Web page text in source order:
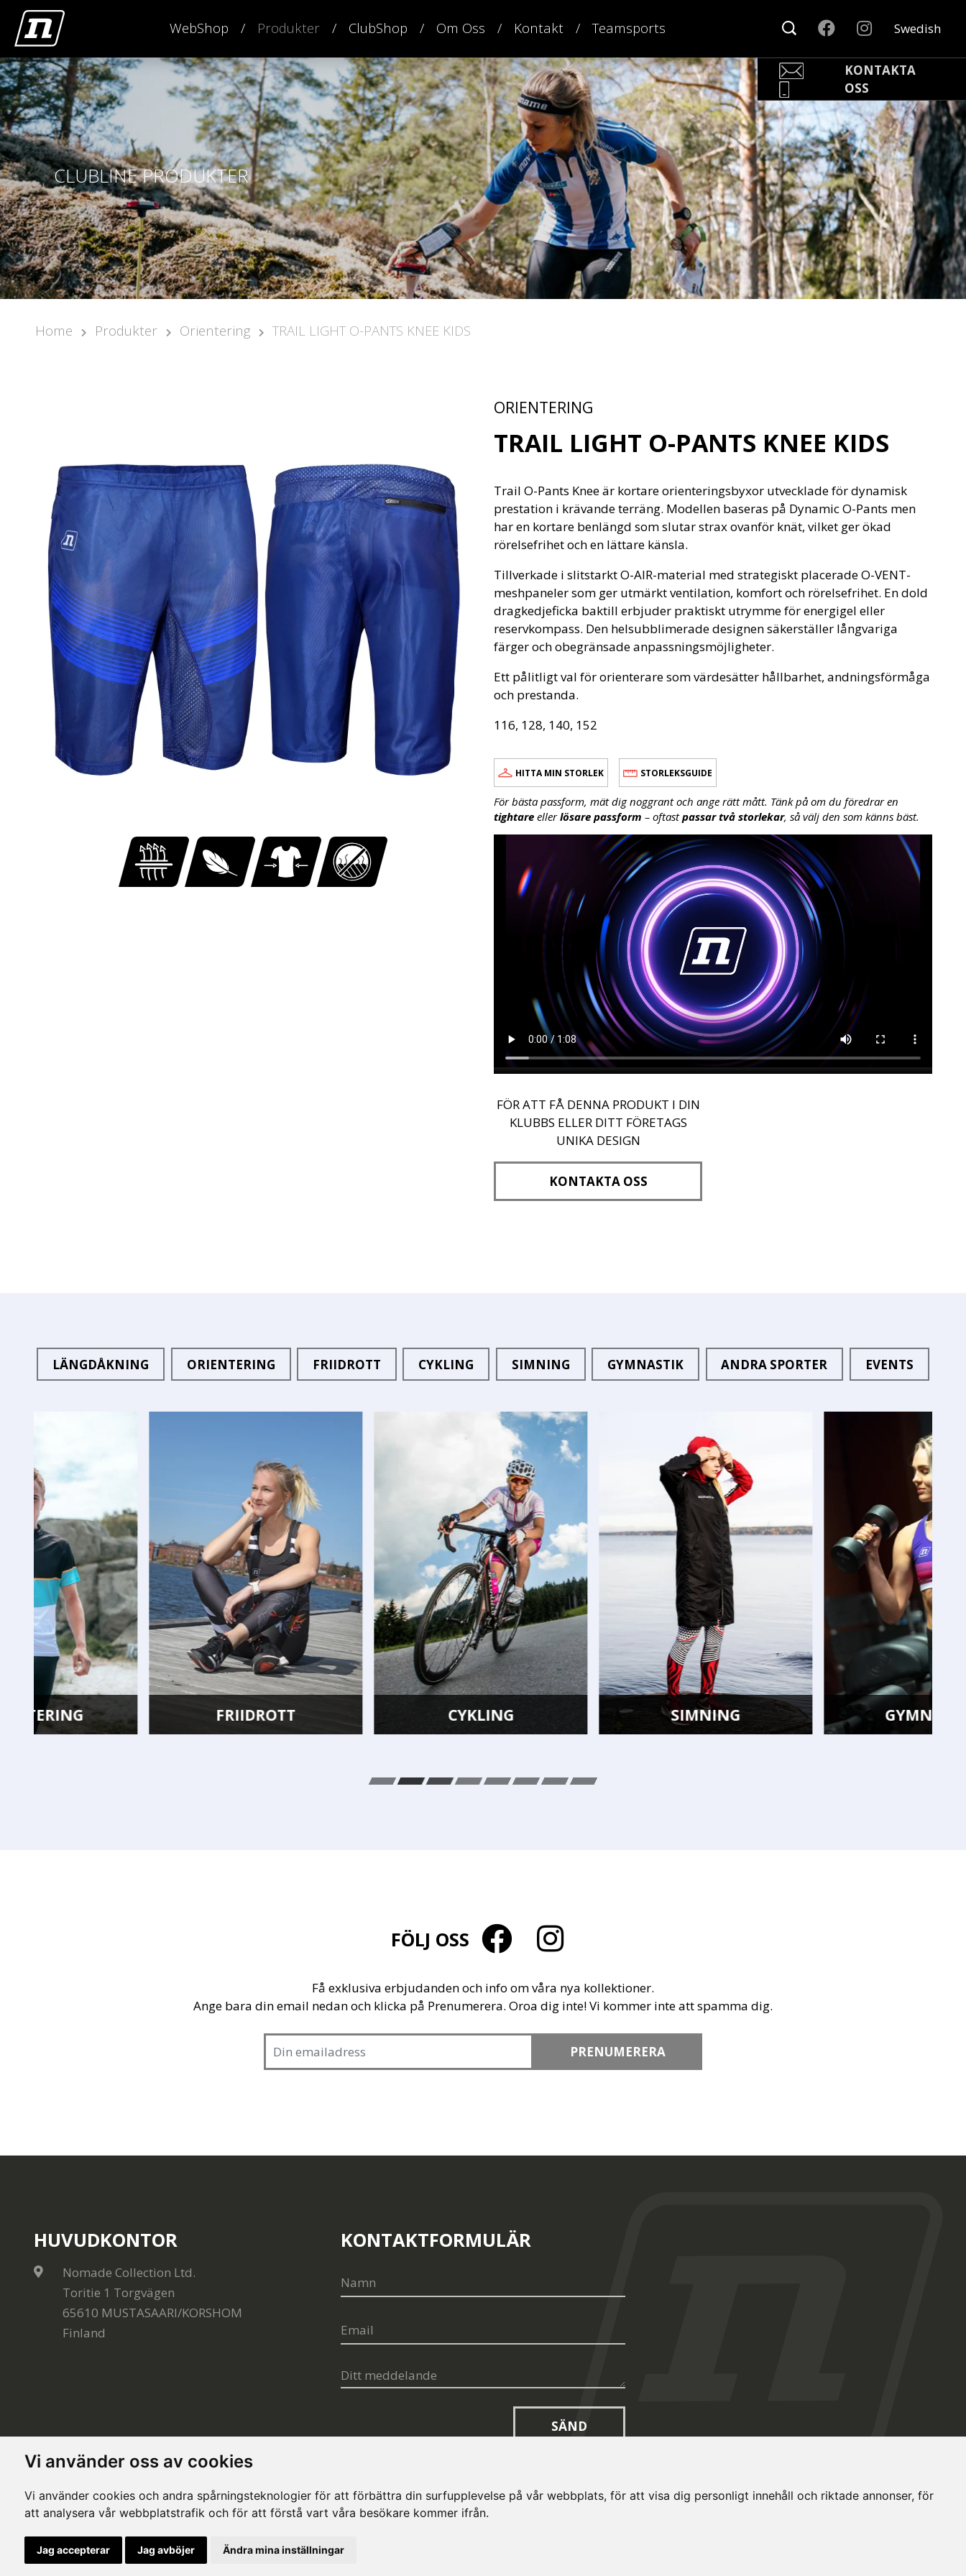
Vi använder oss av cookies
Vi använder cookies och andra spårningsteknologier för att förbättra din surfupplevelse på vår webbplats, för att visa dig personligt innehåll och riktade annonser, för
att analysera vår webbplatstrafik och för att förstå vart våra besökare kommer ifrån.
Jag accepterar Jag avböjer Ändra mina inställningar
WebShop Produkter ClubShop Om Oss Kontakt Teamsports Swedish
CLUBLINE PRODUKTER
KONTAKTA
OSS
Pär Olofsson
Country Manager Sweden
par@nonamesport.com
Phone:+46 702023739
Rikard Claesson
Säljare
rikard@nonamesport.com
Phone:+46 703263884
Home Produkter Orientering TRAIL LIGHT O-PANTS KNEE KIDS
ORIENTERING
TRAIL LIGHT O-PANTS KNEE KIDS
Trail O-Pants Knee är kortare orienteringsbyxor utvecklade för dynamisk
prestation i krävande terräng. Modellen baseras på Dynamic O-Pants men
har en kortare benlängd som slutar strax ovanför knät, vilket ger ökad
rörelsefrihet och en lättare känsla.
Tillverkade i slitstarkt O-AIR-material med strategiskt placerade O-VENT-
meshpaneler som ger utmärkt ventilation, komfort och rörelsefrihet. En dold
dragkedjeficka baktill erbjuder praktiskt utrymme för energigel eller
reservkompass. Den helsubblimerade designen säkerställer långvariga
färger och obegränsade anpassningsmöjligheter.
Ett pålitligt val för orienterare som värdesätter hållbarhet, andningsförmåga
och prestanda.
116, 128, 140, 152
HITTA MIN STORLEK STORLEKSGUIDE
För bästa passform, mät dig noggrant och ange rätt mått. Tänk på om du föredrar en
tightare ellerlösare passform – oftastpassar två storlekar, så välj den som känns bäst.
FÖR ATT FÅ DENNA PRODUKT I DIN
KLUBBS ELLER DITT FÖRETAGS
UNIKA DESIGN
KONTAKTA OSS
LÄNGDÅKNING ORIENTERING FRIIDROTT CYKLING SIMNING GYMNASTIK ANDRA SPORTER EVENTS
FRIIDROTT SIMNING GYMNASTIK
FÖLJ OSS
Få exklusiva erbjudanden och info om våra nya kollektioner.
Ange bara din email nedan och klicka på Prenumerera. Oroa dig inte! Vi kommer inte att spamma dig.
PRENUMERERA
HUVUDKONTOR
Nomade Collection Ltd.
Toritie 1 Torgvägen
65610 MUSTASAARI/KORSHOM
Finland
KONTAKTFORMULÄR
SÄND
This site is protected by Google reCAPTCHA and the GooglePrivacy PolicyandTerms of Service